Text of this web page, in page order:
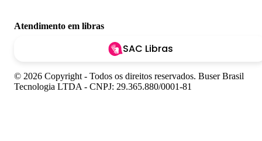
Atendimento em libras
SAC Libras
© 2026 Copyright - Todos os direitos reservados. Buser Brasil
Tecnologia LTDA - CNPJ: 29.365.880/0001-81